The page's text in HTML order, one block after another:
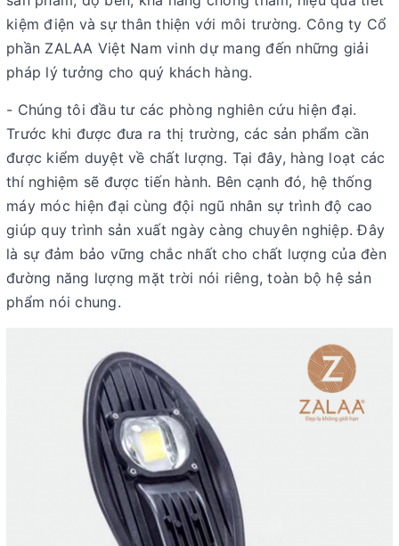
kiệm điện và sự thân thiện với môi trường. Công ty Cổ
phần ZALAA Việt Nam vinh dự mang đến những giải
pháp lý tưởng cho quý khách hàng.
- Chúng tôi đầu tư các phòng nghiên cứu hiện đại.
Trước khi được đưa ra thị trường, các sản phẩm cần
được kiểm duyệt về chất lượng. Tại đây, hàng loạt các
thí nghiệm sẽ được tiến hành. Bên cạnh đó, hệ thống
máy móc hiện đại cùng đội ngũ nhân sự trình độ cao
giúp quy trình sản xuất ngày càng chuyên nghiệp. Đây
là sự đảm bảo vững chắc nhất cho chất lượng của đèn
đường năng lượng mặt trời nói riêng, toàn bộ hệ sản
phẩm nói chung.